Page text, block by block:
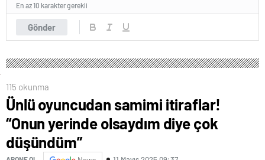
Gönder
En az 10 karakter gerekli
115 okunma
Ünlü oyuncudan samimi itiraflar!
“Onun yerinde olsaydım diye çok
düşündüm”